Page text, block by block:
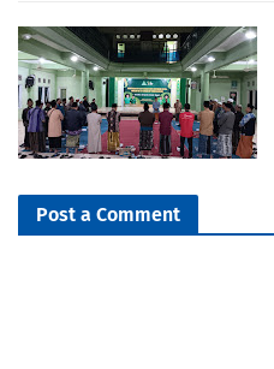
Post a Comment